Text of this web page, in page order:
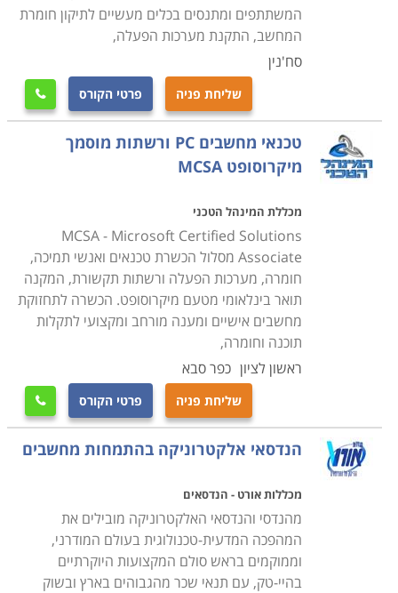
או תחזוקת מחשבים בהתאם למסלול הלימודים ולמכללה
שבה נלמד הקורס. פרק הזמן הדרוש משתנה מקורס לקורס,
והתשלום קשור באופן ישיר למשך זמן הלימודים. קיימים לא
מעט קורסים בתחום שמוכרים ללימודים על חשבון הפיקדון
לחיילים משוחררים או שמוצעים במסגרת קורסים על חשבון
משרד העבודה.
מחפשים עוד מידע
קרא בקטגורית קורס טכנאי מחשבים את פירוט הקורסים,
בחר את הקורס המתאים, מלא את הפרטים ואנחנו נחזור
אליך בהקדם.
המשתתפים ומתנסים בכלים מעשיים לתיקון חומרת
המחשב, התקנת מערכות הפעלה,
סח'נין
שליחת פניה פרטי הקורס 
טכנאי מחשבים PC ורשתות מוסמך
מיקרוסופט MCSA
מכללת המינהל הטכני
MCSA - Microsoft Certified Solutions
Associate מסלול הכשרת טכנאים ואנשי תמיכה,
חומרה, מערכות הפעלה ורשתות תקשורת, המקנה
תואר בינלאומי מטעם מיקרוסופט. הכשרה לתחזוקת
מחשבים אישיים ומענה מורחב ומקצועי לתקלות
תוכנה וחומרה,
ראשון לציון כפר סבא
שליחת פניה פרטי הקורס 
הנדסאי אלקטרוניקה בהתמחות מחשבים
מכללות אורט - הנדסאים
מהנדסי והנדסאי האלקטרוניקה מובילים את
המהפכה המדעית-טכנולוגית בעולם המודרני,
וממוקמים בראש סולם המקצועות היוקרתיים
בהיי-טק, עם תנאי שכר מהגבוהים בארץ ובשוק